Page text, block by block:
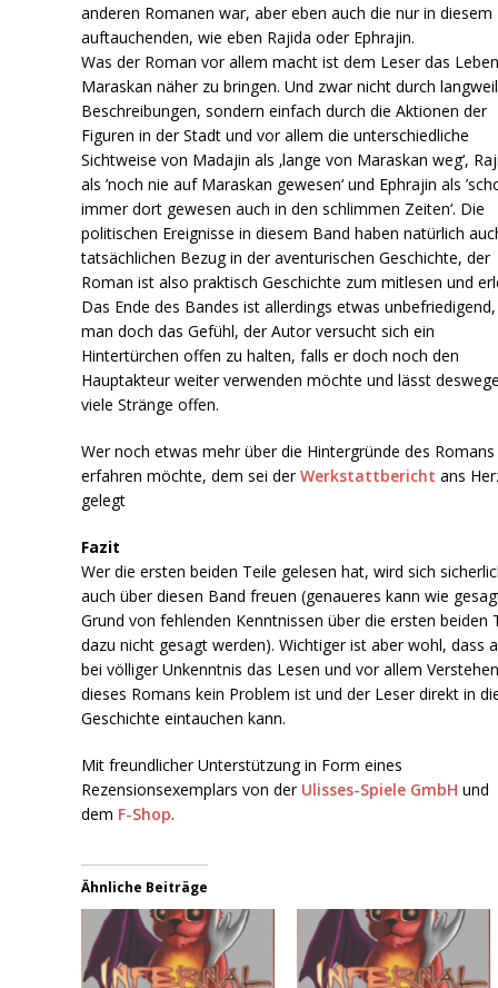
anderen Romanen war, aber eben auch die nur in diesem
auftauchenden, wie eben Rajida oder Ephrajin.
Was der Roman vor allem macht ist dem Leser das
Maraskan näher zu bringen. Und zwar nicht durch
Beschreibungen, sondern einfach durch die Aktionen der
Figuren in der Stadt und vor allem die unterschiedliche
Sichtweise von Madajin als ‚lange von Maraskan weg‘,
als ’noch nie auf Maraskan gewesen‘ und Ephrajin als
immer dort gewesen auch in den schlimmen Zeiten‘. Die
politischen Ereignisse in diesem Band haben natürlich
tatsächlichen Bezug in der aventurischen Geschichte, der
Roman ist also praktisch Geschichte zum mitlesen und
Das Ende des Bandes ist allerdings etwas
man doch das Gefühl, der Autor versucht sich ein
Hintertürchen offen zu halten, falls er doch noch den
Hauptakteur weiter verwenden möchte und lässt
viele Stränge offen.
Wer noch etwas mehr über die Hintergründe des Romans
erfahren möchte, dem sei derWerkstattbericht ans
gelegt
Fazit
Wer die ersten beiden Teile gelesen hat, wird sich
auch über diesen Band freuen (genaueres kann wie
Grund von fehlenden Kenntnissen über die ersten beiden
dazu nicht gesagt werden). Wichtiger ist aber wohl, dass
bei völliger Unkenntnis das Lesen und vor allem
dieses Romans kein Problem ist und der Leser direkt in
Geschichte eintauchen kann.
Mit freundlicher Unterstützung in Form eines
Rezensionsexemplars von der Ulisses-Spiele GmbH und
dem F-Shop.
Ähnliche Beiträge